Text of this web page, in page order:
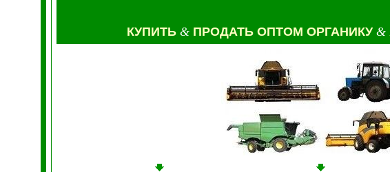
КУПИТЬ & ПРОДАТЬ ОПТОМ ОРГАНИКУ &